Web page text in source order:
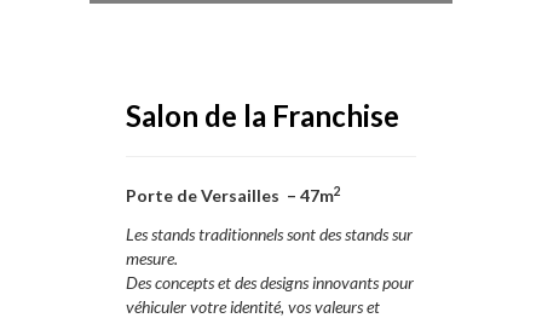
Salon de la Franchise
Porte de Versailles – 47m2
Les stands traditionnels sont des stands sur
mesure.
Des concepts et des designs innovants pour
véhiculer votre identité, vos valeurs et